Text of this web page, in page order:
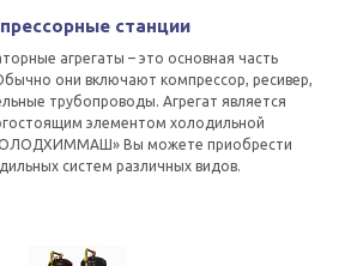
станции
агрегаты – это основная часть
они включают компрессор, ресивер,
трубопроводы. Агрегат является
элементом холодильной
Вы можете приобрести
систем различных видов.